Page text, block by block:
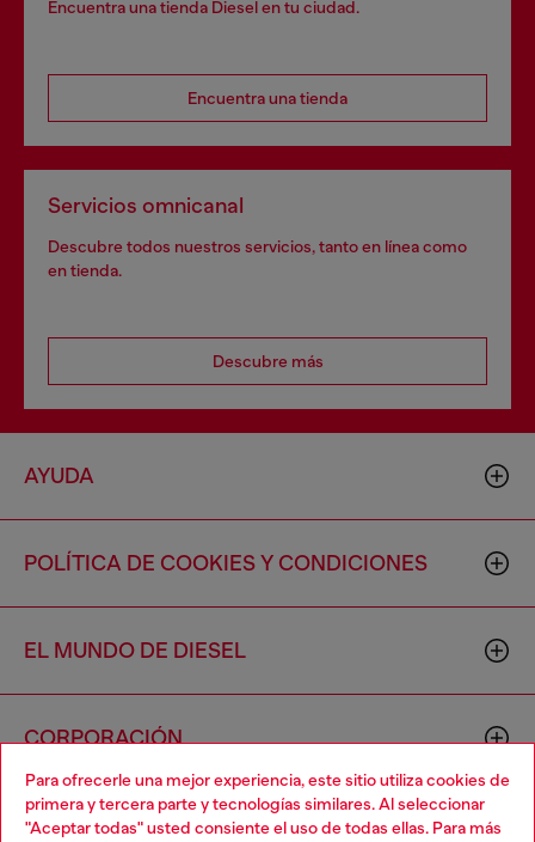
Para ofrecerle una mejor experiencia, este sitio utiliza cookies de
primera y tercera parte y tecnologías similares. Al seleccionar
"Aceptar todas" usted consiente el uso de todas ellas. Para más
Encuentra una tienda Diesel en tu ciudad.
Encuentra una tienda
Servicios omnicanal
Descubre todos nuestros servicios, tanto en línea como
en tienda.
Descubre más
AYUDA
POLÍTICA DE COOKIES Y CONDICIONES
EL MUNDO DE DIESEL
CORPORACIÓN